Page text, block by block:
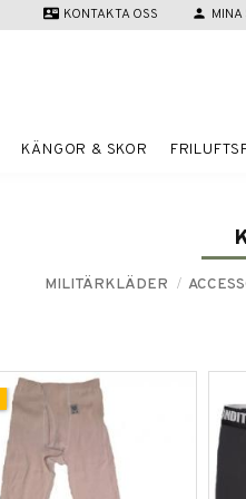
contact_mail KONTAKTA OSS person MINA
KÄNGOR & SKOR
MILITÄRKLÄDER